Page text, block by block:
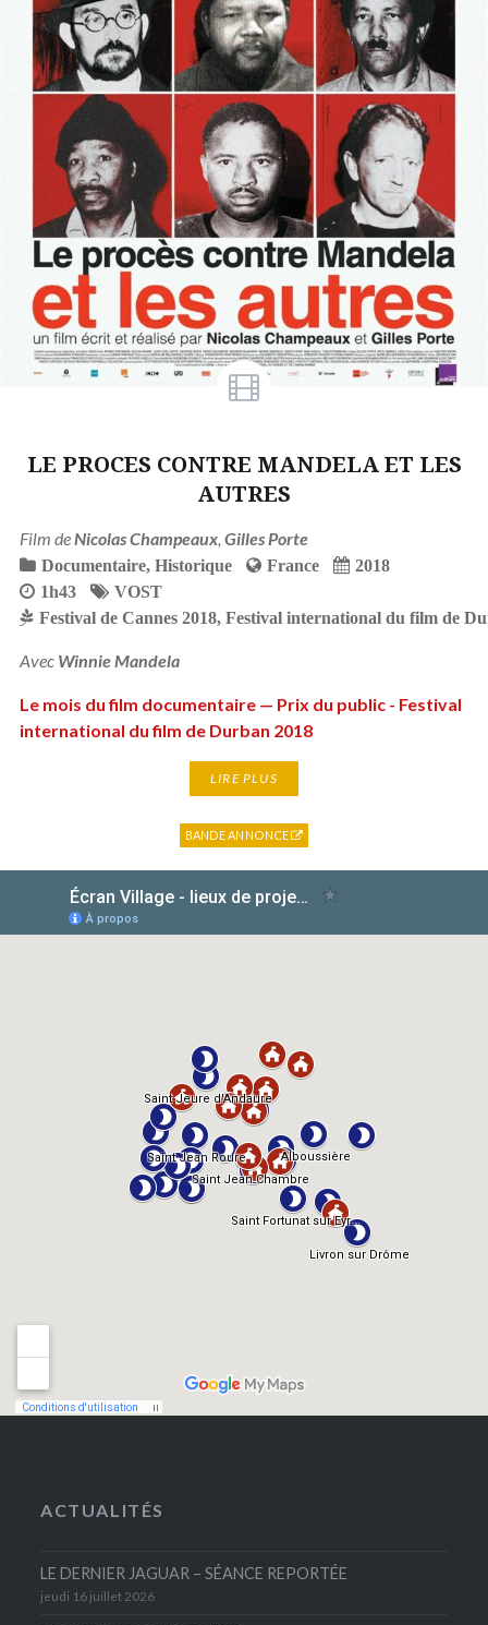
LE PROCES CONTRE MANDELA ET LES
AUTRES
Film de Nicolas Champeaux, Gilles Porte
Documentaire, Historique France
2018
1h43
VOST
Festival de Cannes 2018, Festival international du film de
Avec Winnie Mandela
Le mois du film documentaire — Prix du public - Festival
international du film de Durban 2018
LIRE PLUS
BANDE ANNONCE
ACTUALITÉS
LE DERNIER JAGUAR – SÉANCE REPORTÉE
jeudi 16 juillet 2026